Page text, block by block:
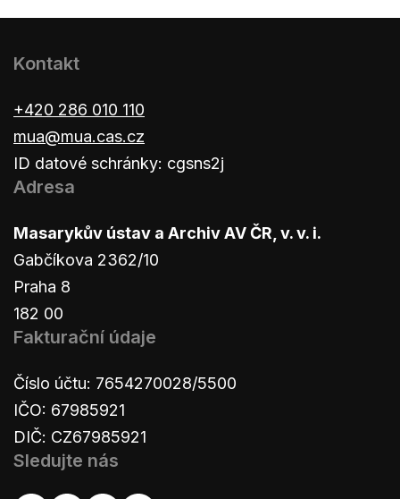
Kontakt
+420 286 010 110
mua@mua.cas.cz
ID datové schránky: cgsns2j
Adresa
Masarykův ústav a Archiv AV ČR, v. v. i.
Gabčíkova 2362/10
Praha 8
182 00
Fakturační údaje
Číslo účtu: 7654270028/5500
IČO: 67985921
DIČ: CZ67985921
Sledujte nás